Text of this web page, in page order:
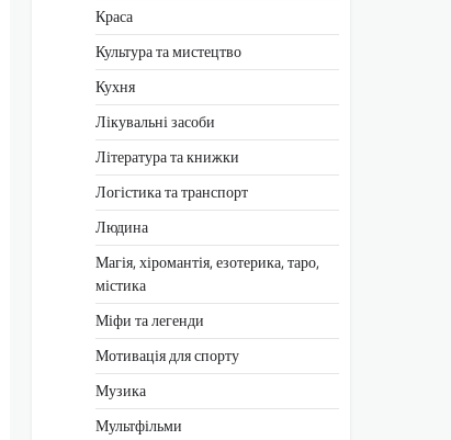
Краса
Культура та мистецтво
Кухня
Лікувальні засоби
Література та книжки
Логістика та транспорт
Людина
Магія, хіромантія, езотерика, таро,
містика
Міфи та легенди
Мотивація для спорту
Музика
Мультфільми